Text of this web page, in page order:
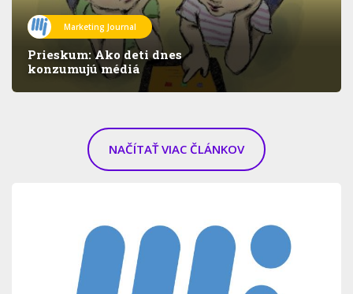
Marketing Journal
Prieskum: Ako deti dnes
konzumujú médiá
NAČÍTAŤ VIAC ČLÁNKOV